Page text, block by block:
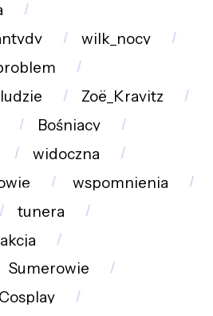
wilk_nocy
ludzie
Zoë_Kravitz
Bośniacy
widoczna
wspomnienia
tunera
akcja
Sumerowie
Cosplay